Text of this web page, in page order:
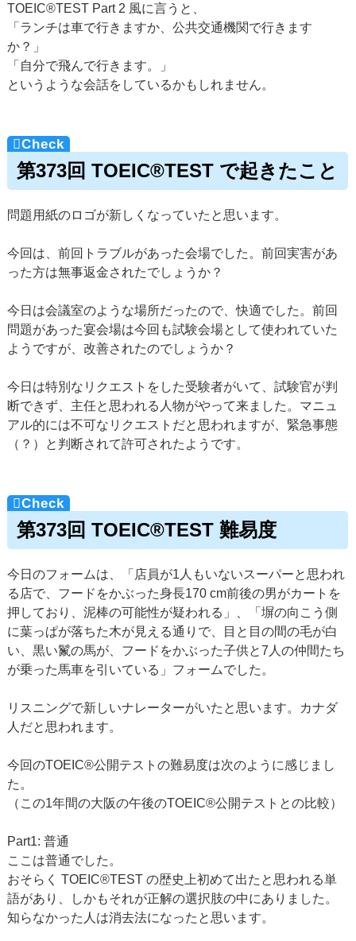
TOEIC®TEST Part 2 風に言うと、
「ランチは車で行きますか、公共交通機関で行きます
か？」
「自分で飛んで行きます。」
というような会話をしているかもしれません。
第373回 TOEIC®TEST で起きたこと
問題用紙のロゴが新しくなっていたと思います。
今回は、前回トラブルがあった会場でした。前回実害があ
った方は無事返金されたでしょうか？
今日は会議室のような場所だったので、快適でした。前回
問題があった宴会場は今回も試験会場として使われていた
ようですが、改善されたのでしょうか？
今日は特別なリクエストをした受験者がいて、試験官が判
断できず、主任と思われる人物がやって来ました。マニュ
アル的には不可なリクエストだと思われますが、緊急事態
（？）と判断されて許可されたようです。
第373回 TOEIC®TEST 難易度
今日のフォームは、「店員が1人もいないスーパーと思われ
る店で、フードをかぶった身長170 cm前後の男がカートを
押しており、泥棒の可能性が疑われる」、「塀の向こう側
に葉っぱが落ちた木が見える通りで、目と目の間の毛が白
い、黒い鬣の馬が、フードをかぶった子供と7人の仲間たち
が乗った馬車を引いている」フォームでした。
リスニングで新しいナレーターがいたと思います。カナダ
人だと思われます。
今回のTOEIC®公開テストの難易度は次のように感じまし
た。
（この1年間の大阪の午後のTOEIC®公開テストとの比較）
Part1: 普通
ここは普通でした。
おそらく TOEIC®TEST の歴史上初めて出たと思われる単
語があり、しかもそれが正解の選択肢の中にありました。
知らなかった人は消去法になったと思います。